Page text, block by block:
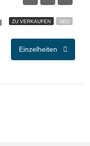
ZU VERKAUFEN NEU
Einzelheiten